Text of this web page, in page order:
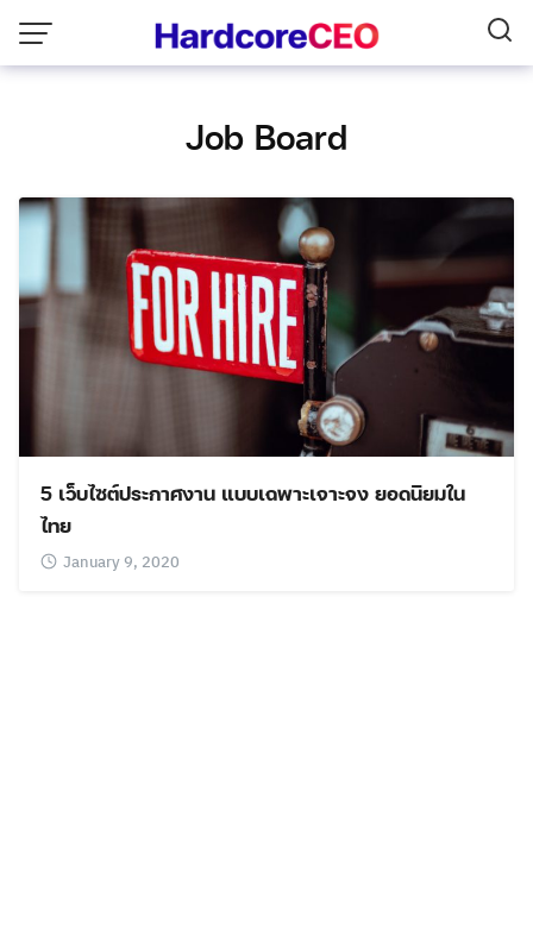
content
Job Board
5 เว็บไซต์ประกาศงาน แบบเฉพาะเจาะจง ยอดนิยมใน
ไทย
January 9, 2020